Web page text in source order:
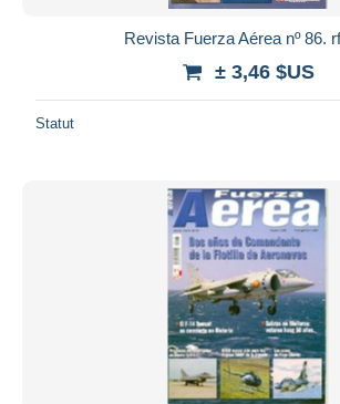
Revista Fuerza Aérea nº 86.
± 3,46 $US
Statut